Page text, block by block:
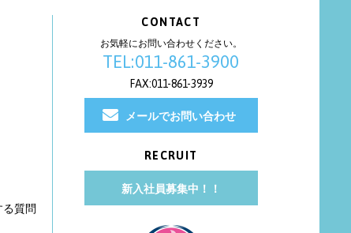
質問
CONTACT
お気軽にお問い合わせください。
TEL:011-861-3900
FAX:011-861-3939
メールでお問い合わせ
RECRUIT
新入社員募集中！！